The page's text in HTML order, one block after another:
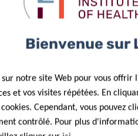
matière d’allergies.
ans et se réjouit de renforcer
Bienvenue sur
sur notre site Web pour vous
et vos visites répétées. En
Cependant, vous pouvez
contrôlé. Pour plus